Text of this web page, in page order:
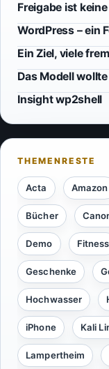
Freigabe ist
WordPress – ein
Ein Ziel, viele
Das Modell
Insight wp2shell
Acta Amazon
Bücher
Demo Fitness
Geschenke
Hochwasser
iPhone Kali
Lampertheim